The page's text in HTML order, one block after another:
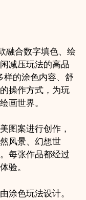
融合数字填色、绘
减压玩法的高品
样的涂色内容、舒
操作方式，为玩
画世界。
图案进行创作，
风景、幻想世
每张作品都经过
验。
涂色玩法设计。